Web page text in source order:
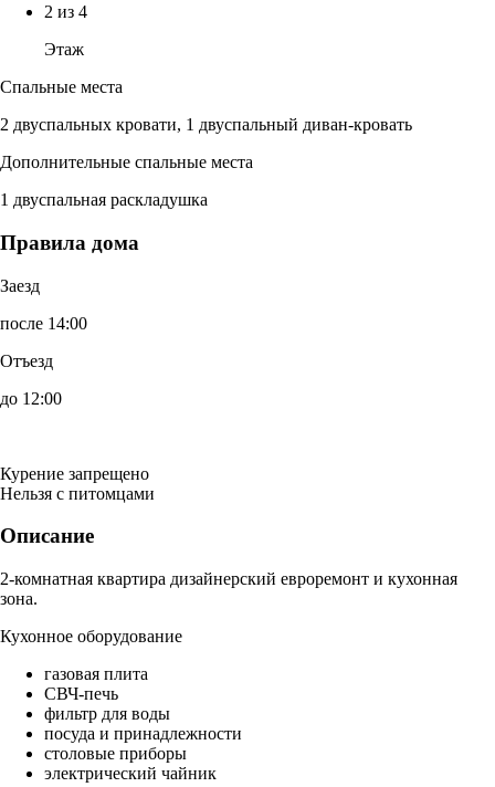
2 из 4
Этаж
Спальные места
2 двуспальных кровати, 1 двуспальный диван-кровать
Дополнительные спальные места
1 двуспальная раскладушка
Правила дома
Заезд
после 14:00
Отъезд
до 12:00
Курение запрещено
Нельзя с питомцами
Описание
2-комнатная квартира дизайнерский евроремонт и кухонная
зона.
Кухонное оборудование
газовая плита
СВЧ-печь
фильтр для воды
посуда и принадлежности
столовые приборы
электрический чайник